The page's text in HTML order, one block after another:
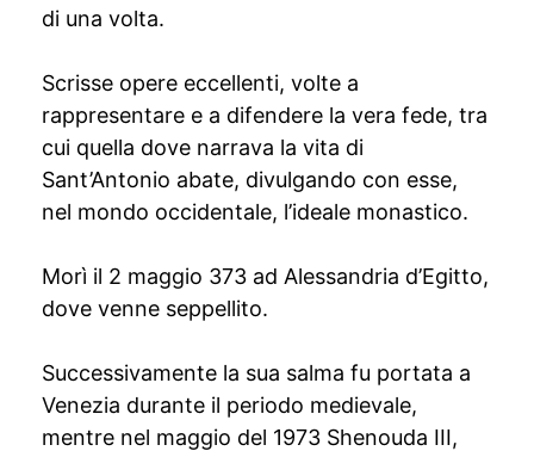
di una volta.
Scrisse opere eccellenti, volte a
rappresentare e a difendere la vera fede, tra
cui quella dove narrava la vita di
Sant’Antonio abate, divulgando con esse,
nel mondo occidentale, l’ideale monastico.
Morì il 2 maggio 373 ad Alessandria d’Egitto,
dove venne seppellito.
Successivamente la sua salma fu portata a
Venezia durante il periodo medievale,
mentre nel maggio del 1973 Shenouda III,